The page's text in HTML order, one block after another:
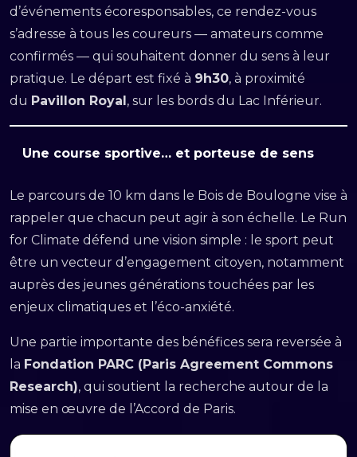
d’événements écoresponsables, ce rendez-vous
s’adresse à tous les coureurs — amateurs comme
confirmés — qui souhaitent donner du sens à leur
pratique. Le départ est fixé à 9h30, à proximité
du Pavillon Royal, sur les bords du Lac Inférieur.
Une course sportive… et porteuse de sens
Le parcours de 10 km dans le Bois de Boulogne vise à
rappeler que chacun peut agir à son échelle. Le Run
for Climate défend une vision simple : le sport peut
être un vecteur d’engagement citoyen, notamment
auprès des jeunes générations touchées par les
enjeux climatiques et l’éco-anxiété.
Une partie importante des bénéfices sera reversée à
la Fondation PARC (Paris Agreement Commons
Research), qui soutient la recherche autour de la
mise en œuvre de l’Accord de Paris.